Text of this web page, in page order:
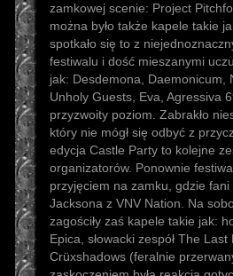
zamkowej scenie: Project
można było także kapele takie
spotkało się to z
festiwalu i dość mieszanymi
jak: Desdemona, Daemonicum,
Unholy Guests, Eva, Agressiva
przyzwoity poziom. Zabrakło
który nie mógł się odbyć z
edycja Castle Party to kolejne
organizatorów. Ponownie
przyjęciem na zamku, gdzie
Jacksona z VNV Nation. Na
zagościły zaś kapele takie jak:
Epica, słowacki zespół The
Crüxshadows (feralnie